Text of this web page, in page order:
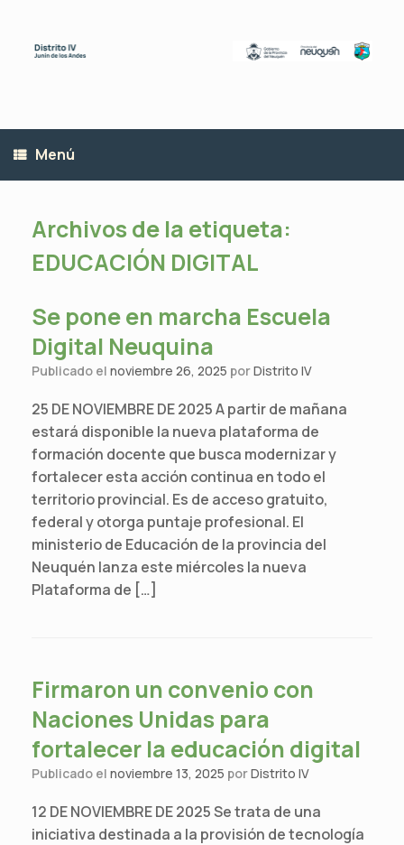
contenido
Menú
Archivos de la etiqueta:
EDUCACIÓN DIGITAL
Se pone en marcha Escuela
Digital Neuquina
Publicado el noviembre 26, 2025 porDistrito IV
25 DE NOVIEMBRE DE 2025 A partir de mañana
estará disponible la nueva plataforma de
formación docente que busca modernizar y
fortalecer esta acción continua en todo el
territorio provincial. Es de acceso gratuito,
federal y otorga puntaje profesional. El
ministerio de Educación de la provincia del
Neuquén lanza este miércoles la nueva
Plataforma de […]
Firmaron un convenio con
Naciones Unidas para
fortalecer la educación digital
Publicado el noviembre 13, 2025 porDistrito IV
12 DE NOVIEMBRE DE 2025 Se trata de una
iniciativa destinada a la provisión de tecnología